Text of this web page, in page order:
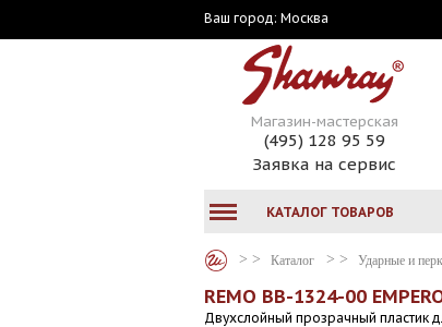
Ваш город: Москва
Магазин-мастерская
(495) 128 95 59
Заявка на сервис
КАТАЛОГ ТОВАРОВ
Каталог Ударные и
REMO BB-1324-00
Двухслойный прозрачный пластик